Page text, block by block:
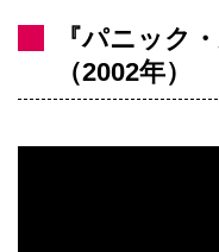
『パニック
（2002年）